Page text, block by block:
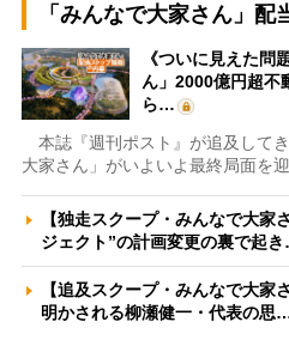
「みんなで大家さん」
《ついに見えた問
ん」2000億円超不
ら…
本誌『週刊ポスト』が追及して
大家さん」がいよいよ最終局面を
【独走スクープ・みんなで大家
ジェクト”の計画変更の裏で起
【追及スクープ・みんなで大家
明かされる柳瀬健一・代表の思